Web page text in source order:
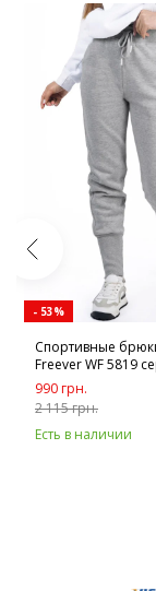
- 53%
Спортивные
Freever WF 5819
990 грн.
2 115 грн.
Есть в наличии